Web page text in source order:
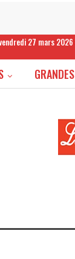
27 mars